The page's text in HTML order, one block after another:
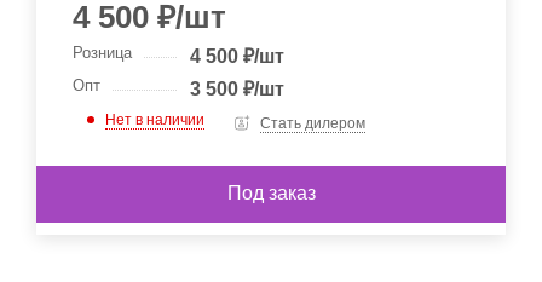
4 500 ₽/шт
Розница 4 500 ₽/шт
Опт 3 500 ₽/шт
Нет в наличии Стать дилером
Под заказ